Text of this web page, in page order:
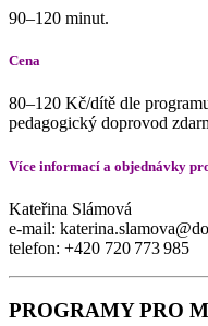
90–120 minut.
Cena
80–120 Kč/dítě dle
pedagogický doprovod
Více informací a objednávky
Kateřina Slámová
e-mail:
telefon: +420 720 773 985
PROGRAMY PRO